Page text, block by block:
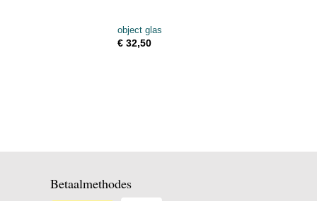
object glas
€ 32,50
Betaalmethodes